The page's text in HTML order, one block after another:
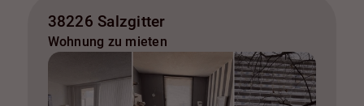
38226 Salzgitter
Wohnung zu mieten